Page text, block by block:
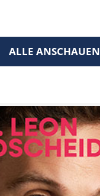
ALLE ANSCHAUEN